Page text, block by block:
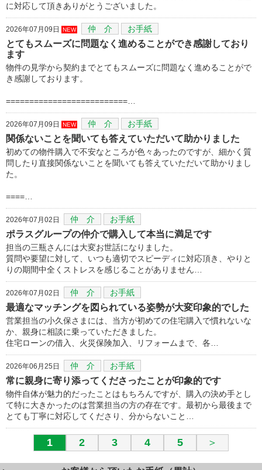
に対応して頂きありがとうございました。
2026年07月09日 NEW 仲 介 お手紙
とてもスムーズに問題なく進めることができ感謝しており
ます
物件の見学から契約までとてもスムーズに問題なく進めることがで
き感謝しております。
==========================…
2026年07月09日 NEW 仲 介 お手紙
関係ないことを聞いても答えていただいて助かりました
初めての物件購入で不安なところが色々あったのですが、細かく質
問したり直接関係ないことを聞いても答えていただいて助かりまし
た。
====…
2026年07月02日 仲 介 お手紙
ポラスグループの仲介で購入して本当に満足です
担当の三瓶さんには大変お世話になりました。
質問や要望に対して、いつも適切でスピーディに対応頂き、やりと
りの期間中全くストレスを感じることがありません…
2026年07月02日 仲 介 お手紙
最適なマッチングを図られている姿勢が大変印象的でした
営業担当の小久保さまには、当方が初めての住宅購入で慣れないな
か、親身に相談に乗っていただきました。
住宅ローンの借入、火災保険加入、リフォームまで、各…
2026年06月25日 仲 介 お手紙
常に親身に寄り添ってくださったことが印象的です
物件自体が魅力的だったことはもちろんですが、購入の決め手とし
て特に大きかったのは営業担当の方の存在です。最初から最後まで
とても丁寧に対応してくださり、分からないこと…
1 2 3 4 5 ＞